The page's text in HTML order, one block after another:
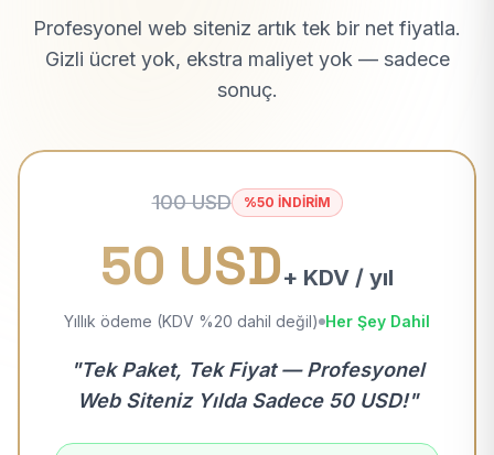
Profesyonel web siteniz artık tek bir net fiyatla.
Gizli ücret yok, ekstra maliyet yok — sadece
sonuç.
100 USD %50 İNDİRİM
50 USD+ KDV / yıl
Yıllık ödeme (KDV %20 dahil değil) Her Şey Dahil
"Tek Paket, Tek Fiyat — Profesyonel
Web Siteniz Yılda Sadece 50 USD!"